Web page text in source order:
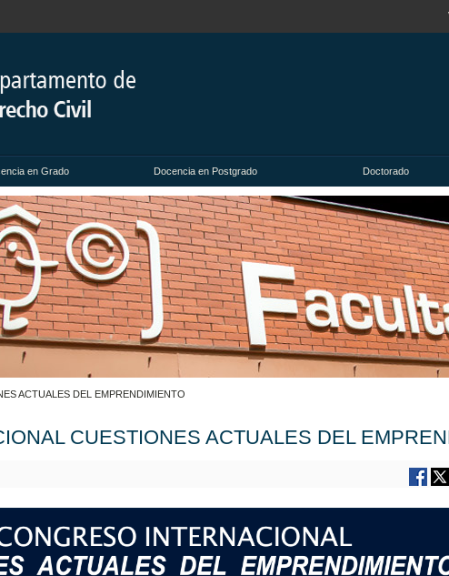
en Grado Docencia en Postgrado Doctorado
ACTUALES DEL EMPRENDIMIENTO
CUESTIONES ACTUALES DEL